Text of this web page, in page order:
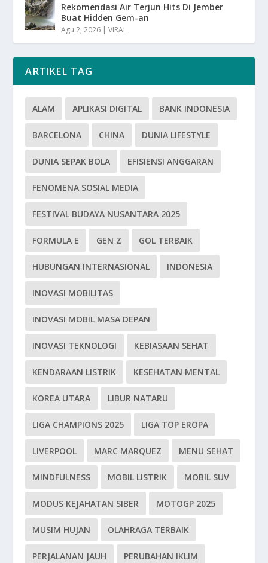
Rekomendasi Air Terjun Hits Di Jember
Buat Hidden Gem-an
Agu 2, 2026 |VIRAL
ARTIKEL TAG
ALAM APLIKASI DIGITAL BANK INDONESIA
BARCELONA CHINA DUNIA LIFESTYLE
DUNIA SEPAK BOLA EFISIENSI ANGGARAN
FENOMENA SOSIAL MEDIA
FESTIVAL BUDAYA NUSANTARA 2025
FORMULA E GEN Z GOL TERBAIK
HUBUNGAN INTERNASIONAL INDONESIA
INOVASI MOBILITAS
INOVASI MOBIL MASA DEPAN
INOVASI TEKNOLOGI KEBIASAAN SEHAT
KENDARAAN LISTRIK KESEHATAN MENTAL
KOREA UTARA LIBUR NATARU
LIGA CHAMPIONS 2025 LIGA TOP EROPA
LIVERPOOL MARC MARQUEZ MENU SEHAT
MINDFULNESS MOBIL LISTRIK MOBIL SUV
MODUS KEJAHATAN SIBER MOTOGP 2025
MUSIM HUJAN OLAHRAGA TERBAIK
PERJALANAN JAUH PERUBAHAN IKLIM